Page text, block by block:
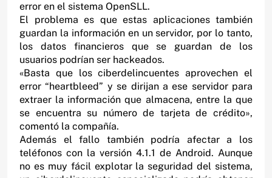
error en el sistema OpenSLL.
El problema es que estas aplicaciones también
guardan la información en un servidor, por lo tanto,
los datos financieros que se guardan de los
usuarios podrían ser hackeados.
«Basta que los ciberdelincuentes aprovechen el
error “heartbleed” y se dirijan a ese servidor para
extraer la información que almacena, entre la que
se encuentra su número de tarjeta de crédito»,
comentó la compañía.
Además el fallo también podría afectar a los
teléfonos con la versión 4.1.1 de Android. Aunque
no es muy fácil explotar la seguridad del sistema,